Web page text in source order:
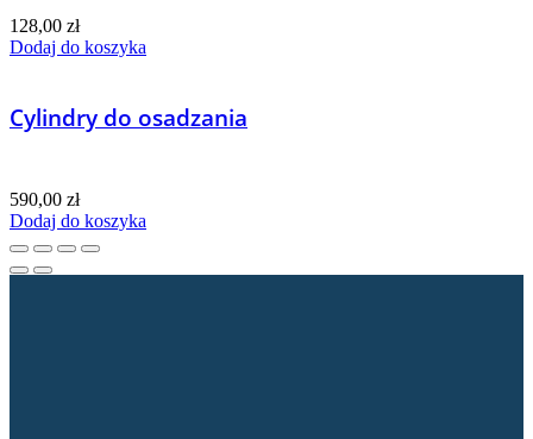
128,00 zł
Dodaj do koszyka
Cylindry do osadzania
590,00 zł
Dodaj do koszyka